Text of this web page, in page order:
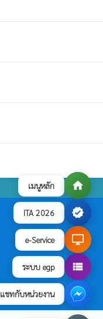
เมนูหลัก home
ITA 2026 verified
e-Service desktop_windows
ระบบ egp view_list
แชทกับหน่วยงาน